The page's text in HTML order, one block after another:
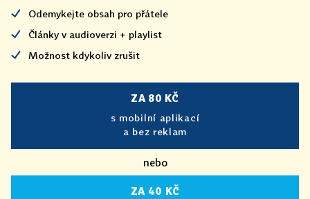
Odemykejte obsah pro přátele
Články v audioverzi + playlist
Možnost kdykoliv zrušit
ZA 80 KČ
s mobilní aplikací
a bez reklam
nebo
ZA 40 KČ